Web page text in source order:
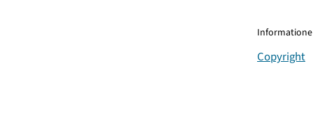
Copyright